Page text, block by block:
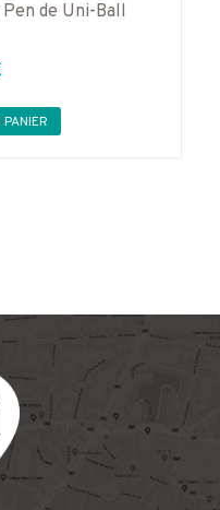
de Uni-Ball